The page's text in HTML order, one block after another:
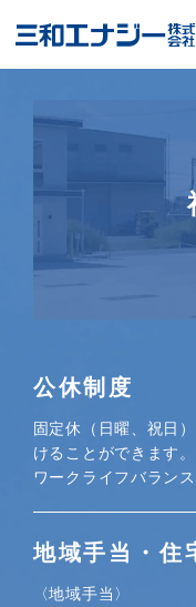
公休制度
固定休（日曜、祝日
けることができます。
ワークライフバラン
地域手当・住
〈地域手当〉